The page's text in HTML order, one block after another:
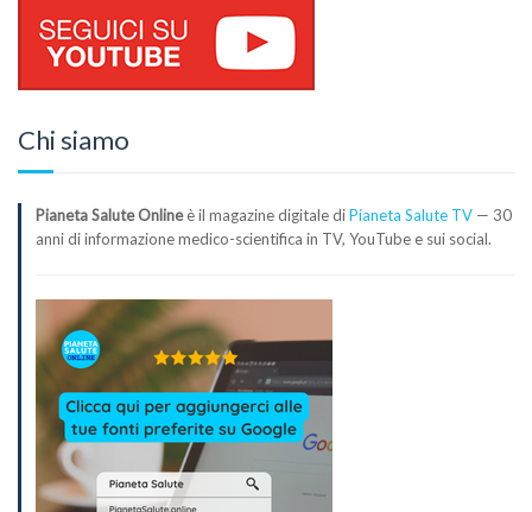
Chi siamo
Pianeta Salute Onlineè il magazine digitale diPianeta Salute TV — 30
anni di informazione medico-scientifica in TV, YouTube e sui social.